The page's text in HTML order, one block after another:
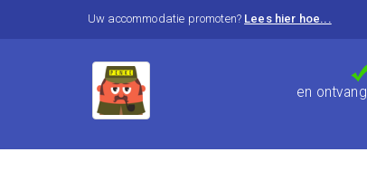
Uw accommodatie promoten? Lees hier hoe...
en ontvang